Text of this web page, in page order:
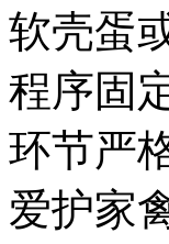
软壳蛋
程序固
环节严
爱护家